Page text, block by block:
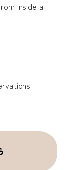
inside a